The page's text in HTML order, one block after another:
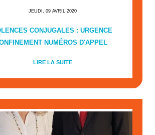
JEUDI, 09 AVRIL 2020
CONJUGALES : URGENCE
NUMÉROS D'APPEL
LIRE LA SUITE